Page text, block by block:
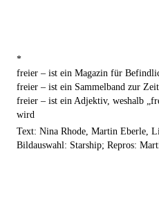
*
freier – ist ein Magazin für
freier – ist ein Sammelband zur Zeit
freier – ist ein Adjektiv, weshalb
wird
Text: Nina Rhode, Martin Eberle,
Bildauswahl: Starship; Repros: